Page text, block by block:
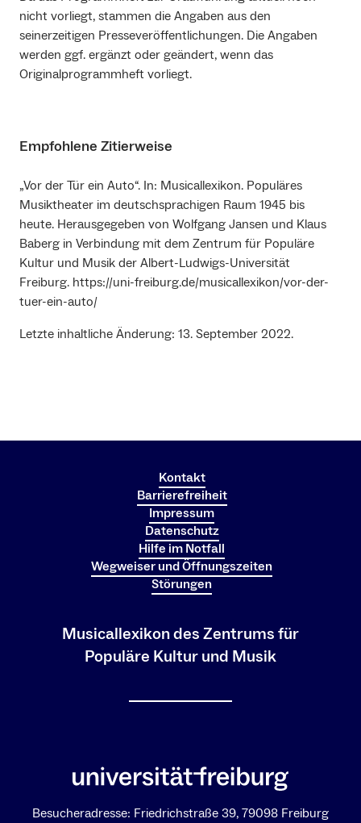
nicht vorliegt, stammen die Angaben aus den
seinerzeitigen Presseveröffentlichungen. Die Angaben
werden ggf. ergänzt oder geändert, wenn das
Originalprogrammheft vorliegt.
Empfohlene Zitierweise
„Vor der Tür ein Auto“. In: Musicallexikon. Populäres
Musiktheater im deutschsprachigen Raum 1945 bis
heute. Herausgegeben von Wolfgang Jansen und Klaus
Baberg in Verbindung mit dem Zentrum für Populäre
Kultur und Musik der Albert-Ludwigs-Universität
Freiburg. https://uni-freiburg.de/musicallexikon/vor-der-
tuer-ein-auto/
Letzte inhaltliche Änderung: 13. September 2022.
Kontakt
Barrierefreiheit
Impressum
Datenschutz
Hilfe im Notfall
Wegweiser und Öffnungszeiten
Störungen
Musicallexikon des Zentrums für
Populäre Kultur und Musik
Besucheradresse: Friedrichstraße 39, 79098 Freiburg